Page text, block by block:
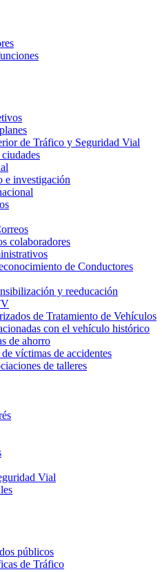
de Tráfico y Seguridad Vial
e investigación
colaboradores
de Conductores
y reeducación
de Tratamiento de Vehículos
con el vehículo histórico
de ahorro
víctimas de accidentes
de talleres
Vial
públicos
de Tráfico